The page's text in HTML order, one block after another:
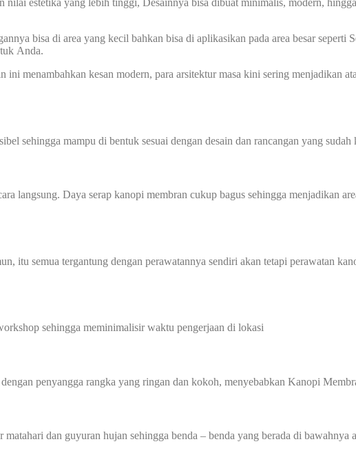
estetika yang lebih tinggi, Desainnya bisa dibuat minimalis, modern,
bisa di area yang kecil bahkan bisa di aplikasikan pada area besar
Anda.
ini menambahkan kesan modern, para arsitektur masa kini sering menjadikan
sehingga mampu di bentuk sesuai dengan desain dan rancangan yang sudah
langsung. Daya serap kanopi membran cukup bagus sehingga menjadikan
itu semua tergantung dengan perawatannya sendiri akan tetapi perawatan
sehingga meminimalisir waktu pengerjaan di lokasi
penyangga rangka yang ringan dan kokoh, menyebabkan Kanopi
dan guyuran hujan sehingga benda – benda yang berada di bawahnya